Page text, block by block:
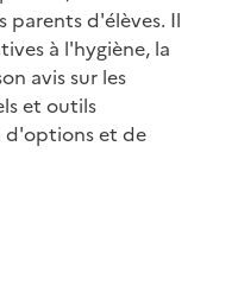
parents d'élèves. Il
à l'hygiène, la
avis sur les
et outils
d'options et de